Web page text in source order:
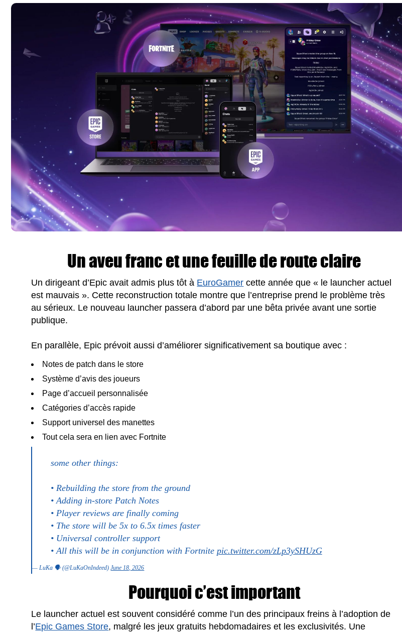
Un aveu franc et une feuille de route claire
Un dirigeant d’Epic avait admis plus tôt à EuroGamer cette année que « le launcher actuel
est mauvais ». Cette reconstruction totale montre que l’entreprise prend le problème très
au sérieux. Le nouveau launcher passera d’abord par une bêta privée avant une sortie
publique.
En parallèle, Epic prévoit aussi d’améliorer significativement sa boutique avec :
Notes de patch dans le store
Système d’avis des joueurs
Page d’accueil personnalisée
Catégories d’accès rapide
Support universel des manettes
Tout cela sera en lien avec Fortnite
some other things:
• Rebuilding the store from the ground
• Adding in-store Patch Notes
• Player reviews are finally coming
• The store will be 5x to 6.5x times faster
• Universal controller support
• All this will be in conjunction with Fortnite pic.twitter.com/zLp3ySHUzG
— LuKa 🗣️ (@LuKaOnIndeed)June 18, 2026
Pourquoi c’est important
Le launcher actuel est souvent considéré comme l’un des principaux freins à l’adoption de
l’Epic Games Store, malgré les jeux gratuits hebdomadaires et les exclusivités. Une